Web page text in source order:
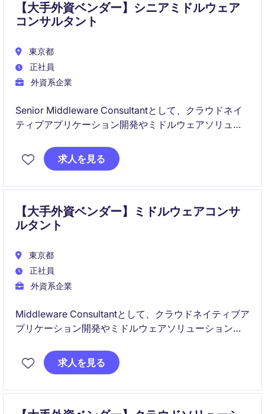
【大手外資ベンダー】シニアミドルウェア
コンサルタント
東京都
正社員
外資系企業
Senior Middleware Consultantとして、クラウドネイ
ティブアプリケーション開発やミドルウェアソリュー
やDevOps技術を活用し、顧客のシステムモダナイゼー
ションとビジネス変革を支援するポジションです。
求人を見る
【大手外資ベンダー】ミドルウェアコンサ
ルタント
東京都
正社員
外資系企業
Middleware Consultantとして、クラウドネイティブア
プリケーション開発やミドルウェアソリューションの
DevOps技術を活用し、顧客のシステムモダナイゼーシ
ョンとビジネス変革を支援するポジションです。
求人を見る